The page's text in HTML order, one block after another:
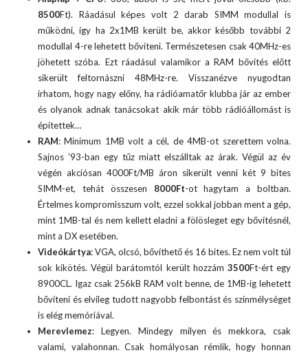
8500Ft). Ráadásul képes volt 2 darab SIMM modullal is
működni, így ha 2x1MB került be, akkor később további 2
modullal 4-re lehetett bővíteni. Természetesen csak 40MHz-es
jöhetett szóba. Ezt ráadásul valamikor a RAM bővítés előtt
sikerült feltornászni 48MHz-re. Visszanézve nyugodtan
írhatom, hogy nagy előny, ha rádióamatőr klubba jár az ember
és olyanok adnak tanácsokat akik már több rádióállomást is
építettek…
RAM: Minimum 1MB volt a cél, de 4MB-ot szerettem volna.
Sajnos ’93-ban egy tűz miatt elszálltak az árak. Végül az év
végén akciósan 4000Ft/MB áron sikerült venni két 9 bites
SIMM-et, tehát összesen 8000Ft-ot hagytam a boltban.
Értelmes kompromisszum volt, ezzel sokkal jobban ment a gép,
mint 1MB-tal és nem kellett eladni a fölösleget egy bővítésnél,
mint a DX esetében.
Videókártya: VGA, olcsó, bővíthető és 16 bites. Ez nem volt túl
sok kikötés. Végül barátomtól került hozzám 3500Ft-ért egy
8900CL. Igaz csak 256kB RAM volt benne, de 1MB-ig lehetett
bővíteni és elvileg tudott nagyobb felbontást és színmélységet
is elég memóriával.
Merevlemez: Legyen. Mindegy milyen és mekkora, csak
valami, valahonnan. Csak homályosan rémlik, hogy honnan